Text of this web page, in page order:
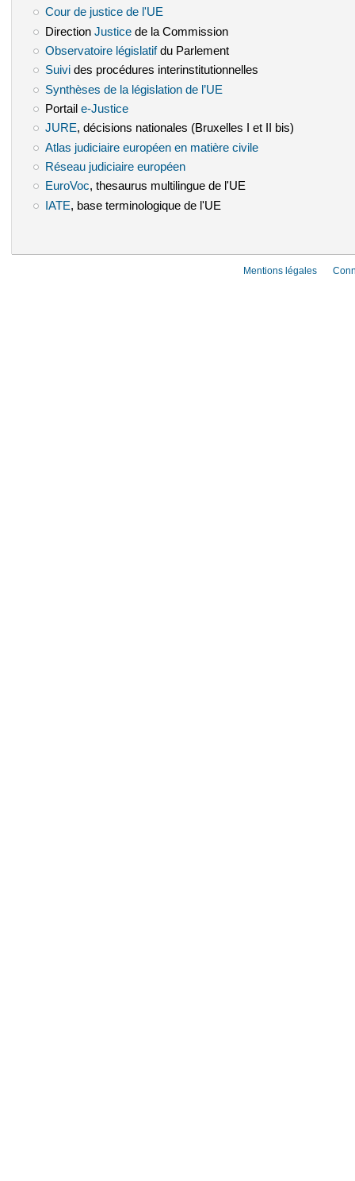
Cour de justice de l'UE
Direction Justice(le lien est externe)
de la Commission
Observatoire législatif(le lien est externe)
du Parlement
Suivi(le lien est externe)
des procédures interinstitutionnelles
Synthèses de la législation de l’UE
Portail e-Justice(le lien est externe)
JURE(le lien est externe)
, décisions nationales (Bruxelles I et II bis)
Atlas judiciaire européen en matière civile(le lien est externe)
Réseau judiciaire européen(le lien est externe)
EuroVoc(le lien est externe)
, thesaurus multilingue de l'UE
IATE (le lien est externe)
, base terminologique de l'UE
Mentions légales